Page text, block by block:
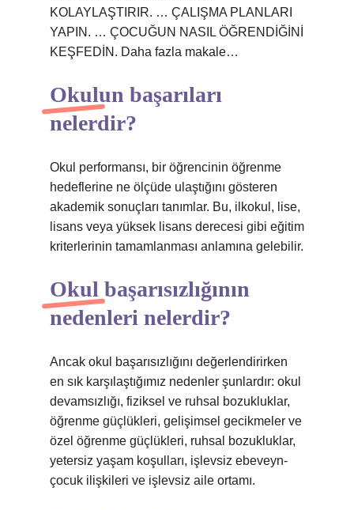
KOLAYLAŞTIRIR. … ÇALIŞMA PLANLARI
YAPIN. … ÇOCUĞUN NASIL ÖĞRENDİĞİNİ
KEŞFEDİN. Daha fazla makale…
Okulun başarıları
nelerdir?
Okul performansı, bir öğrencinin öğrenme
hedeflerine ne ölçüde ulaştığını gösteren
akademik sonuçları tanımlar. Bu, ilkokul, lise,
lisans veya yüksek lisans derecesi gibi eğitim
kriterlerinin tamamlanması anlamına gelebilir.
Okul başarısızlığının
nedenleri nelerdir?
Ancak okul başarısızlığını değerlendirirken
en sık karşılaştığımız nedenler şunlardır: okul
devamsızlığı, fiziksel ve ruhsal bozukluklar,
öğrenme güçlükleri, gelişimsel gecikmeler ve
özel öğrenme güçlükleri, ruhsal bozukluklar,
yetersiz yaşam koşulları, işlevsiz ebeveyn-
çocuk ilişkileri ve işlevsiz aile ortamı.